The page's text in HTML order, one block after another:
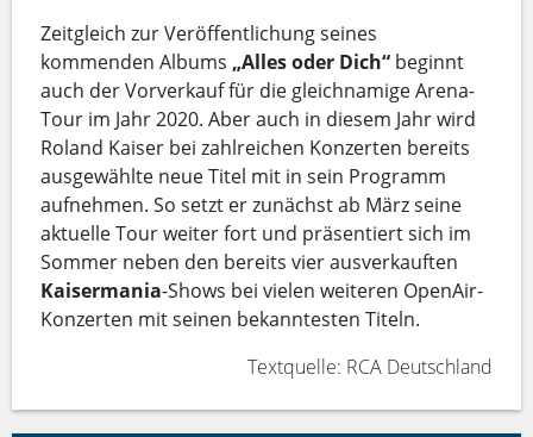
Zeitgleich zur Veröffentlichung seines
kommenden Albums „Alles oder Dich“ beginnt
auch der Vorverkauf für die gleichnamige Arena-
Tour im Jahr 2020. Aber auch in diesem Jahr wird
Roland Kaiser bei zahlreichen Konzerten bereits
ausgewählte neue Titel mit in sein Programm
aufnehmen. So setzt er zunächst ab März seine
aktuelle Tour weiter fort und präsentiert sich im
Sommer neben den bereits vier ausverkauften
Kaisermania-Shows bei vielen weiteren OpenAir-
Konzerten mit seinen bekanntesten Titeln.
Textquelle: RCA Deutschland